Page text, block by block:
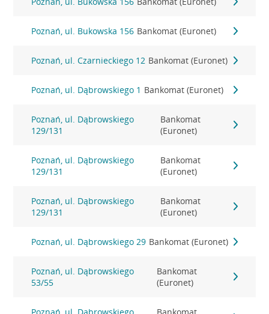
Poznań, ul. Bukowska 156 Bankomat (Euronet)
Poznań, ul. Czarnieckiego 12 Bankomat (Euronet)
Poznań, ul. Dąbrowskiego 1 Bankomat (Euronet)
Poznań, ul. Dąbrowskiego
129/131
Bankomat
(Euronet)
Poznań, ul. Dąbrowskiego
129/131
Bankomat
(Euronet)
Poznań, ul. Dąbrowskiego
129/131
Bankomat
(Euronet)
Poznań, ul. Dąbrowskiego 29 Bankomat (Euronet)
Poznań, ul. Dąbrowskiego
53/55
Bankomat
(Euronet)